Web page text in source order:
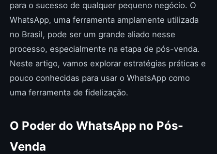
para o sucesso de qualquer pequeno negócio. O
WhatsApp, uma ferramenta amplamente utilizada
no Brasil, pode ser um grande aliado nesse
processo, especialmente na etapa de pós-venda.
Neste artigo, vamos explorar estratégias práticas e
pouco conhecidas para usar o WhatsApp como
uma ferramenta de fidelização.
O Poder do WhatsApp no Pós-
Venda